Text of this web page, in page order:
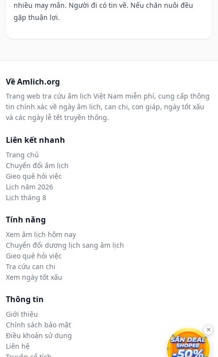
nhiều may mắn. Người đi có tin về. Nếu chăn nuôi đều
gặp thuận lợi.
Về Amlich.org
Trang web tra cứu âm lịch Việt Nam miễn phí, cung cấp thông
tin chính xác về ngày âm lịch, can chi, con giáp, ngày tốt xấu
và các ngày lễ tết truyền thống.
Liên kết nhanh
Trang chủ
Chuyển đổi âm lịch
Gieo quẻ hỏi việc
Lịch năm 2026
Lịch tháng 8
Tính năng
Xem âm lịch hôm nay
Chuyển đổi dương lịch sang âm lịch
Gieo quẻ hỏi việc
Tra cứu can chi
Xem ngày tốt xấu
Thông tin
Giới thiệu
Chính sách bảo mật
Điều khoản sử dụng
Liên hệ
×